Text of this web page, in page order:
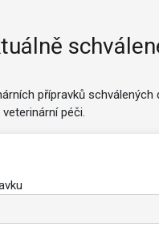
přípravků schválených
péči.